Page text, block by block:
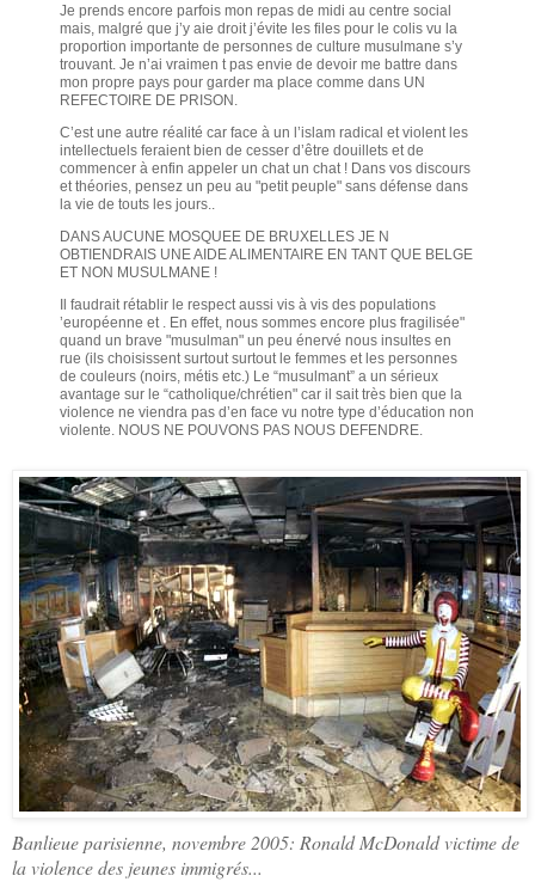
Je prends encore parfois mon repas de midi au centre social
mais, malgré que j’y aie droit j’évite les files pour le colis vu la
proportion importante de personnes de culture musulmane s’y
trouvant. Je n’ai vraimen t pas envie de devoir me battre dans
mon propre pays pour garder ma place comme dans UN
REFECTOIRE DE PRISON.
C’est une autre réalité car face à un l’islam radical et violent les
intellectuels feraient bien de cesser d’être douillets et de
commencer à enfin appeler un chat un chat ! Dans vos discours
et théories, pensez un peu au "petit peuple" sans défense dans
la vie de touts les jours..
DANS AUCUNE MOSQUEE DE BRUXELLES JE N
OBTIENDRAIS UNE AIDE ALIMENTAIRE EN TANT QUE BELGE
ET NON MUSULMANE !
Il faudrait rétablir le respect aussi vis à vis des populations
’européenne et . En effet, nous sommes encore plus fragilisée"
quand un brave "musulman" un peu énervé nous insultes en
rue (ils choisissent surtout surtout le femmes et les personnes
de couleurs (noirs, métis etc.) Le “musulmant” a un sérieux
avantage sur le “catholique/chrétien" car il sait très bien que la
violence ne viendra pas d’en face vu notre type d’éducation non
violente. NOUS NE POUVONS PAS NOUS DEFENDRE.
Banlieue parisienne, novembre 2005: Ronald McDonald victime de
la violence des jeunes immigrés...